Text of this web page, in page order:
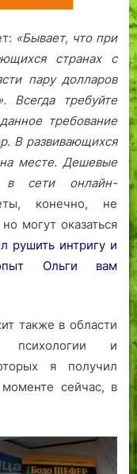
«Бывает, что при
странах с
пару долларов
Всегда требуйте
требование
В развивающихся
месте. Дешевые
в сети онлайн-
конечно, не
могут оказаться
рушить интригу и
Ольги вам
также в области
психологии и
я получил
сейчас, в